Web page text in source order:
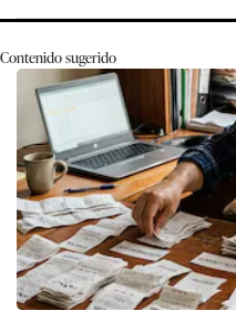
Contenido sugerido